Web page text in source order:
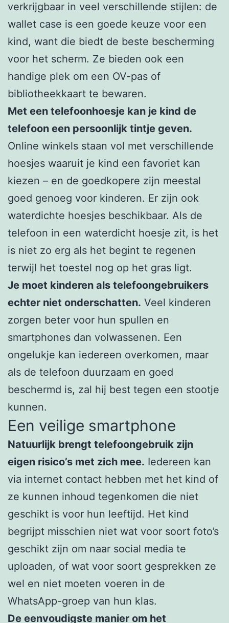
verkrijgbaar in veel verschillende stijlen: de
wallet case is een goede keuze voor een
kind, want die biedt de beste bescherming
voor het scherm. Ze bieden ook een
handige plek om een OV-pas of
bibliotheekkaart te bewaren.
Met een telefoonhoesje kan je kind de
telefoon een persoonlijk tintje geven.
Online winkels staan vol met verschillende
hoesjes waaruit je kind een favoriet kan
kiezen – en de goedkopere zijn meestal
goed genoeg voor kinderen. Er zijn ook
waterdichte hoesjes beschikbaar. Als de
telefoon in een waterdicht hoesje zit, is het
is niet zo erg als het begint te regenen
terwijl het toestel nog op het gras ligt.
Je moet kinderen als telefoongebruikers
echter niet onderschatten. Veel kinderen
zorgen beter voor hun spullen en
smartphones dan volwassenen. Een
ongelukje kan iedereen overkomen, maar
als de telefoon duurzaam en goed
beschermd is, zal hij best tegen een stootje
kunnen.
Een veilige smartphone
Natuurlijk brengt telefoongebruik zijn
eigen risico’s met zich mee. Iedereen kan
via internet contact hebben met het kind of
ze kunnen inhoud tegenkomen die niet
geschikt is voor hun leeftijd. Het kind
begrijpt misschien niet wat voor soort foto’s
geschikt zijn om naar social media te
uploaden, of wat voor soort gesprekken ze
wel en niet moeten voeren in de
WhatsApp-groep van hun klas.
De eenvoudigste manier om het